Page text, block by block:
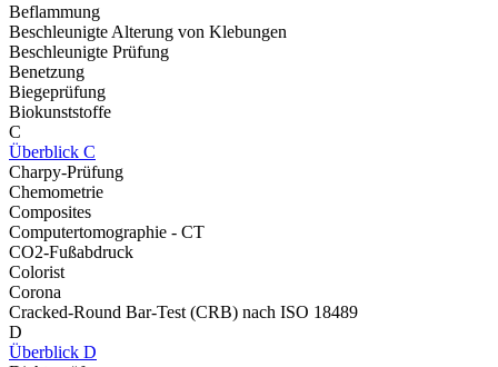
Beflammung
Beschleunigte Alterung von Klebungen
Beschleunigte Prüfung
Benetzung
Biegeprüfung
Biokunststoffe
C
Überblick C
Charpy-Prüfung
Chemometrie
Composites
Computertomographie - CT
CO2-Fußabdruck
Colorist
Corona
Cracked-Round Bar-Test (CRB) nach ISO 18489
D
Überblick D